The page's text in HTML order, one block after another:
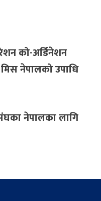
को-अर्डिनेशन
नेपालको उपाधि
नेपालका लागि